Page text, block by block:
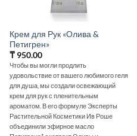
Крем для Рук «Олива &
Петигрен»
₸950.00
Чтобы вы могли продлить
удовольствие от вашего любимого геля
для душа, мы создали освежающий
крем для рук с пленительным
ароматом. В его формуле Эксперты
Растительной Косметики Ив Роше
объединили эфирное масло